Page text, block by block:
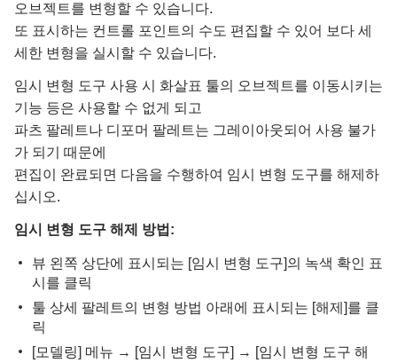
오브젝트를 변형할 수 있습니다.
또 표시하는 컨트롤 포인트의 수도 편집할 수 있어 보다 세
세한 변형을 실시할 수 있습니다.
임시 변형 도구 사용 시 화살표 툴의 오브젝트를 이동시키는
기능 등은 사용할 수 없게 되고
파츠 팔레트나 디포머 팔레트는 그레이아웃되어 사용 불가
가 되기 때문에
편집이 완료되면 다음을 수행하여 임시 변형 도구를 해제하
십시오.
임시 변형 도구 해제 방법:
뷰 왼쪽 상단에 표시되는 [임시 변형 도구]의 녹색 확인 표
시를 클릭
툴 상세 팔레트의 변형 방법 아래에 표시되는 [해제]를 클
릭
[모델링] 메뉴 → [임시 변형 도구] → [임시 변형 도구 해